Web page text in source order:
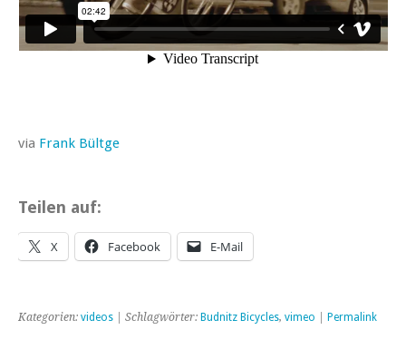
via Frank Bültge
Teilen auf:
X Facebook E-Mail
Kategorien: videos | Schlagwörter: Budnitz Bicycles, vimeo Permalink